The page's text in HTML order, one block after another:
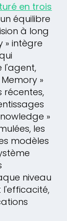
en trois
équilibre
à long
» intègre
l'agent,
»
récentes,
»
les
modèles
niveau